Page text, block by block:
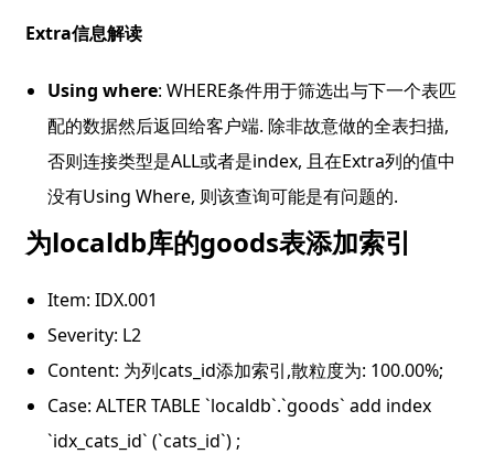
Extra信息解读
Using where: WHERE条件用于筛选出与下一个表匹
配的数据然后返回给客户端. 除非故意做的全表扫描,
否则连接类型是ALL或者是index, 且在Extra列的值中
没有Using Where, 则该查询可能是有问题的.
为localdb库的goods表添加索引
Item: IDX.001
Severity: L2
Content: 为列cats_id添加索引,散粒度为: 100.00%;
Case: ALTER TABLE `localdb`.`goods` add index
`idx_cats_id` (`cats_id`) ;